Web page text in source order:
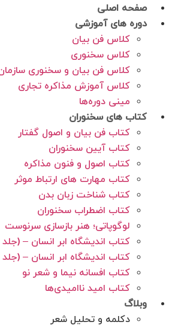
پرش
صفحه اصلی
دوره های آموزشی
کلاس فن بیان
کلاس سخنوری
کلاس فن بیان و سخنوری
کلاس آموزش مذاکره تجاری
مینی دوره‌ها
کتاب های سخنوران
کتاب فن بیان و اصول گفتار
کتاب آیین سخنوران
کتاب اصول و فنون مذاکره
کتاب مهارت های ارتباط موثر
کتاب شناخت زبان بدن
کتاب اضطراب سخنوران
لوگوپاتی؛ هنر بازسازی سرنوست
کتاب اندیشگاه ابر انسان – (جلد
کتاب اندیشگاه ابر انسان –
کتاب افسانه نیما و شعر نو
کتاب امید ناامیدی‌‌‌‌ها
وبلاگ
دکلمه و تحلیل شعر